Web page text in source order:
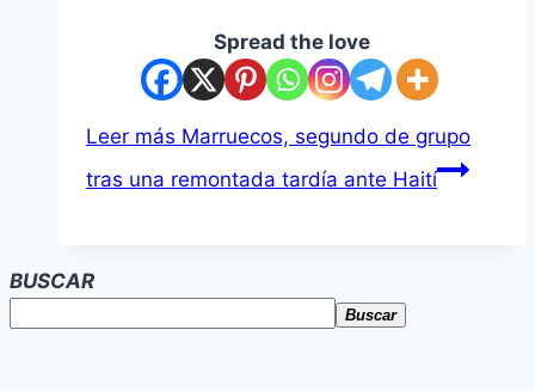
Spread the love
Leer más Marruecos, segundo de grupo
tras una remontada tardía ante Haití
BUSCAR
Buscar